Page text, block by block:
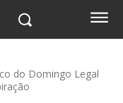
do Domingo Legal